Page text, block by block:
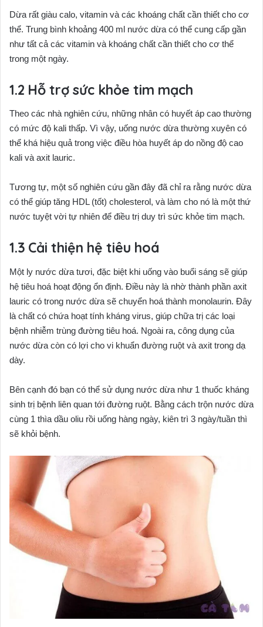
Dừa rất giàu calo, vitamin và các khoáng chất cần thiết cho cơ
thể. Trung bình khoảng 400 ml nước dừa có thể cung cấp gần
như tất cả các vitamin và khoáng chất cần thiết cho cơ thể
trong một ngày.
Hỗ trợ sức khỏe tim mạch
Theo các nhà nghiên cứu, những nhân có huyết áp cao thường
có mức độ kali thấp. Vì vậy, uống nước dừa thường xuyên có
thể khá hiệu quả trong việc điều hòa huyết áp do nồng độ cao
kali và axit lauric.
Tương tự, một số nghiên cứu gần đây đã chỉ ra rằng nước dừa
có thể giúp tăng HDL (tốt) cholesterol, và làm cho nó là một thứ
nước tuyệt vời tự nhiên để điều trị duy trì sức khỏe tim mạch.
Cải thiện hệ tiêu hoá
Một ly nước dừa tươi, đặc biệt khi uống vào buổi sáng sẽ giúp
hệ tiêu hoá hoạt động ổn định. Điều này là nhờ thành phần axit
lauric có trong nước dừa sẽ chuyển hoá thành monolaurin. Đây
là chất có chứa hoạt tính kháng virus, giúp chữa trị các loại
bệnh nhiễm trùng đường tiêu hoá. Ngoài ra, công dụng của
nước dừa còn có lợi cho vi khuẩn đường ruột và axit trong dạ
dày.
Bên cạnh đó bạn có thể sử dụng nước dừa như 1 thuốc kháng
sinh trị bệnh liên quan tới đường ruột. Bằng cách trộn nước dừa
cùng 1 thìa dầu oliu rồi uống hàng ngày, kiên trì 3 ngày/tuần thì
sẽ khỏi bệnh.